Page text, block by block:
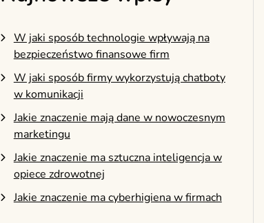
W jaki sposób technologie wpływają na
bezpieczeństwo finansowe firm
W jaki sposób firmy wykorzystują chatboty
w komunikacji
Jakie znaczenie mają dane w nowoczesnym
marketingu
Jakie znaczenie ma sztuczna inteligencja w
opiece zdrowotnej
Jakie znaczenie ma cyberhigiena w firmach